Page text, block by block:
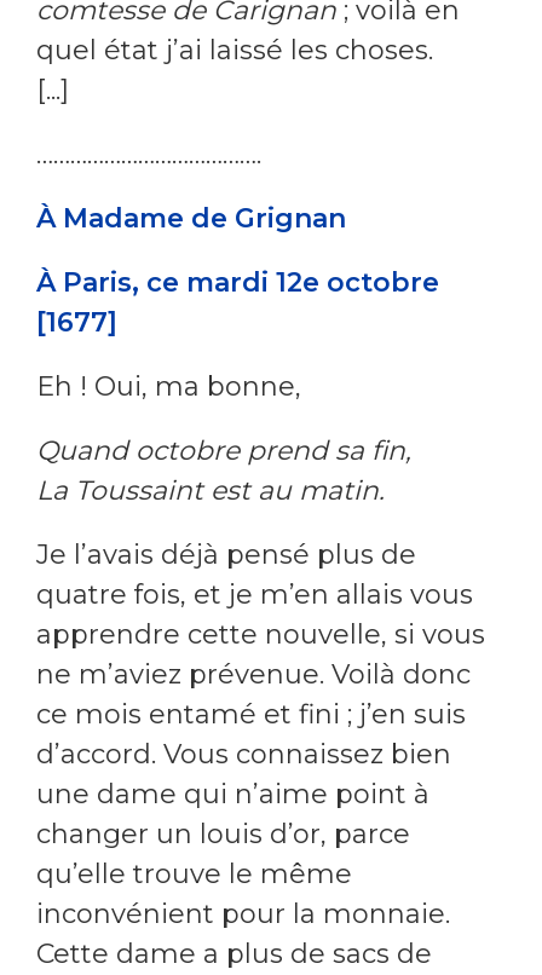
comtesse de Carignan ; voilà en
quel état j’ai laissé les choses.
[...]
………………………………….
À Madame de Grignan
À Paris, ce mardi 12e octobre
[1677]
Eh ! Oui, ma bonne,
Quand octobre prend sa fin,
La Toussaint est au matin.
Je l’avais déjà pensé plus de
quatre fois, et je m’en allais vous
apprendre cette nouvelle, si vous
ne m’aviez prévenue. Voilà donc
ce mois entamé et fini ; j’en suis
d’accord. Vous connaissez bien
une dame qui n’aime point à
changer un louis d’or, parce
qu’elle trouve le même
inconvénient pour la monnaie.
Cette dame a plus de sacs de